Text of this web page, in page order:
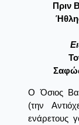
Πριν
Ο Όσιος
(την
ενάρετους